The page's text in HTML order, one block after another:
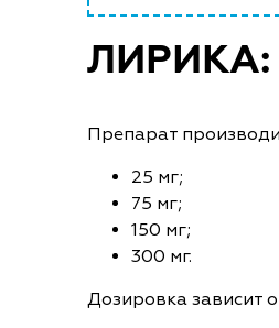
Препарат
25 мг;
75 мг;
150 мг;
300 мг.
Дозировка зависит